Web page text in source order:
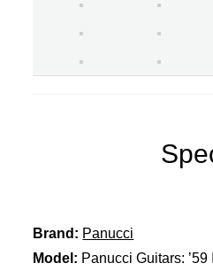
Brand: Panucci
Model: Panucci Guitars: ’59